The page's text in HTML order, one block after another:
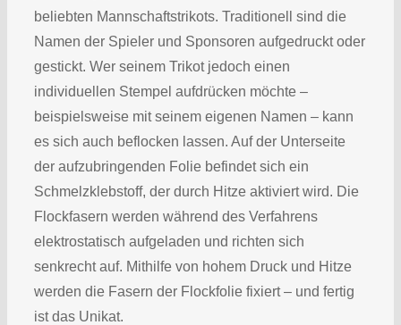
beliebten Mannschaftstrikots. Traditionell sind die
Namen der Spieler und Sponsoren aufgedruckt oder
gestickt. Wer seinem Trikot jedoch einen
individuellen Stempel aufdrücken möchte –
beispielsweise mit seinem eigenen Namen – kann
es sich auch beflocken lassen. Auf der Unterseite
der aufzubringenden Folie befindet sich ein
Schmelzklebstoff, der durch Hitze aktiviert wird. Die
Flockfasern werden während des Verfahrens
elektrostatisch aufgeladen und richten sich
senkrecht auf. Mithilfe von hohem Druck und Hitze
werden die Fasern der Flockfolie fixiert – und fertig
ist das Unikat.